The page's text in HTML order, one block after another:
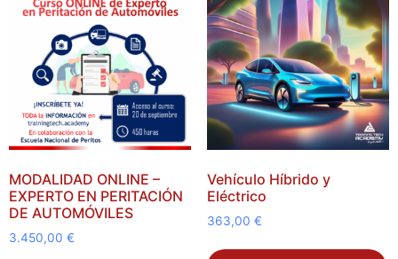
MODALIDAD ONLINE –
EXPERTO EN PERITACIÓN
DE AUTOMÓVILES
3.450,00 €
Vehículo Híbrido y
Eléctrico
363,00 €